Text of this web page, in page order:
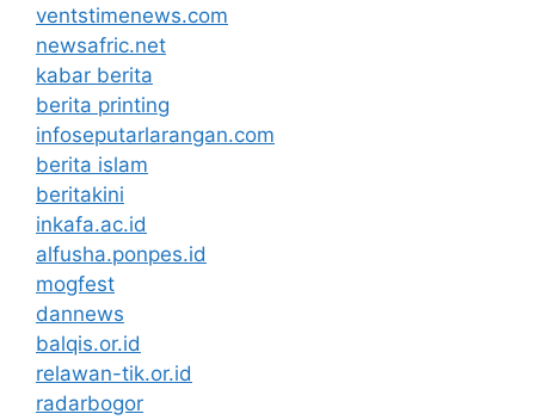
ventstimenews.com
newsafric.net
kabar berita
berita printing
infoseputarlarangan.com
berita islam
beritakini
inkafa.ac.id
alfusha.ponpes.id
mogfest
dannews
balqis.or.id
relawan-tik.or.id
radarbogor